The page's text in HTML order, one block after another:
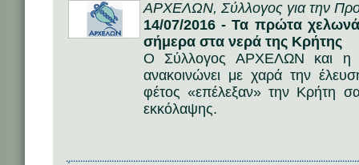
ΑΡΧΕΛΩΝ, Σύλλογος για την
14/07/2016 - Τα πρώτα
σήμερα στα νερά της Κρήτης
Ο Σύλλογος ΑΡΧΕΛΩΝ και η
ανακοινώνει με χαρά την
φέτος «επέλεξαν» την Κρήτη
εκκόλαψης.